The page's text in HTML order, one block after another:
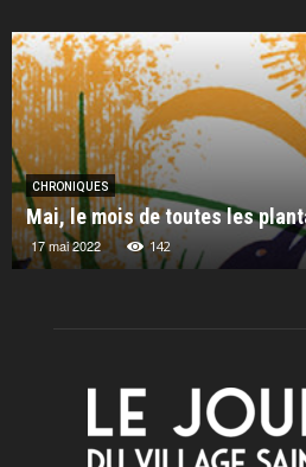
CHRONIQUES
Mai, le mois de toutes les
17 mai 2022 142